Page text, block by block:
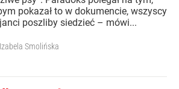
pokazał to w dokumencie, wszyscy
poszliby siedzieć – mówi...
Izabela Smolińska